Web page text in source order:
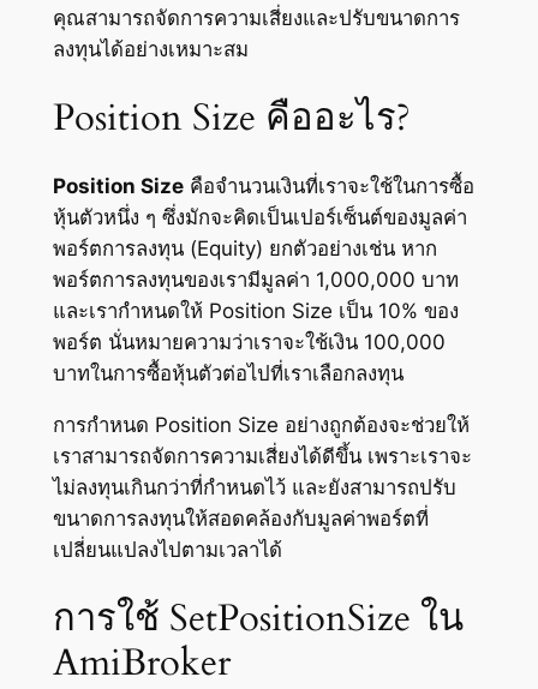
คุณสามารถจัดการความเสี่ยงและปรับขนาดการ
ลงทุนได้อย่างเหมาะสม
Position Size คืออะไร?
Position Sizeคือจำนวนเงินที่เราจะใช้ในการซื้อ
หุ้นตัวหนึ่ง ๆ ซึ่งมักจะคิดเป็นเปอร์เซ็นต์ของมูลค่า
พอร์ตการลงทุน (Equity) ยกตัวอย่างเช่น หาก
พอร์ตการลงทุนของเรามีมูลค่า 1,000,000 บาท
และเรากำหนดให้ Position Size เป็น 10% ของ
พอร์ต นั่นหมายความว่าเราจะใช้เงิน 100,000
บาทในการซื้อหุ้นตัวต่อไปที่เราเลือกลงทุน
การกำหนด Position Size อย่างถูกต้องจะช่วยให้
เราสามารถจัดการความเสี่ยงได้ดีขึ้น เพราะเราจะ
ไม่ลงทุนเกินกว่าที่กำหนดไว้ และยังสามารถปรับ
ขนาดการลงทุนให้สอดคล้องกับมูลค่าพอร์ตที่
เปลี่ยนแปลงไปตามเวลาได้
การใช้ SetPositionSize ใน
AmiBroker